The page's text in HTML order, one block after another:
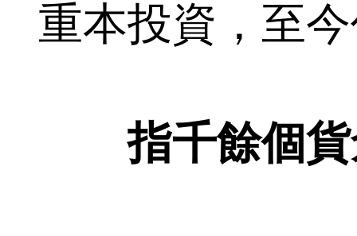
重本投資，至
指千餘個貨